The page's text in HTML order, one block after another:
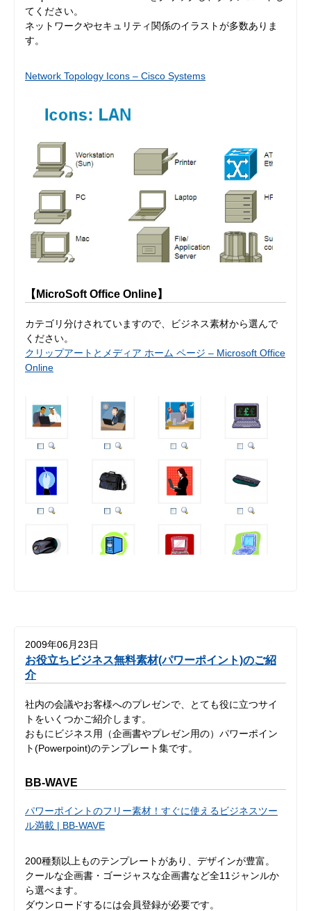
てください。
ネットワークやセキュリティ関係のイラストが多数ありま
す。
Network Topology Icons – Cisco Systems
【MicroSoft Office Online】
カテゴリ分けされていますので、ビジネス素材から選んで
ください。
クリップアートとメディア ホーム ページ – Microsoft Office
Online
2009年06月23日
お役立ちビジネス無料素材(パワーポイント)のご紹
介
社内の会議やお客様へのプレゼンで、とても役に立つサイ
トをいくつかご紹介します。
おもにビジネス用（企画書やプレゼン用の）パワーポイン
ト(Powerpoint)のテンプレート集です。
BB-WAVE
パワーポイントのフリー素材！すぐに使えるビジネスツー
ル満載 | BB-WAVE
200種類以上ものテンプレートがあり、デザインが豊富。
クールな企画書・ゴージャスな企画書など全11ジャンルか
ら選べます。
ダウンロードするには会員登録が必要です。